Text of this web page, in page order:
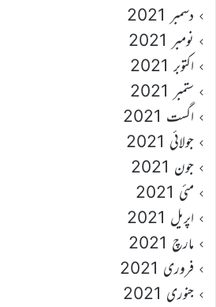
دسمبر 2021
نومبر 2021
اکتوبر 2021
ستمبر 2021
اگست 2021
جولائی 2021
جون 2021
مئی 2021
اپریل 2021
مارچ 2021
فروری 2021
جنوری 2021